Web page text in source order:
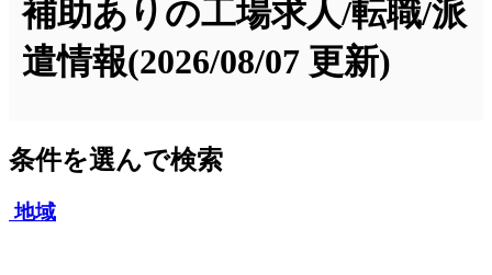
補助ありの工場求人/転職/派
遣情報(2026/08/07 更新)
条件を選んで検索
地域